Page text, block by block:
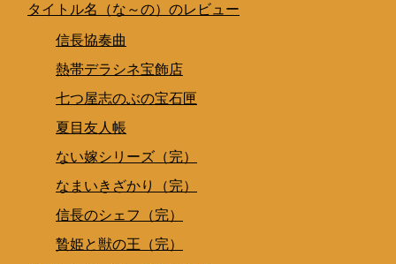
タイトル名（な～の）のレビュー
信長協奏曲
熱帯デラシネ宝飾店
七つ屋志のぶの宝石匣
夏目友人帳
ない嫁シリーズ（完）
なまいきざかり（完）
信長のシェフ（完）
贄姫と獣の王（完）